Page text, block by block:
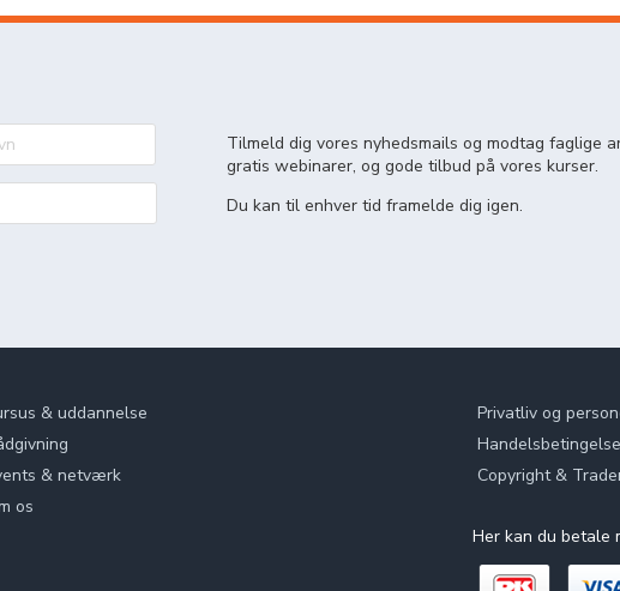
Tilmeld dig vores nyhedsmails og modtag faglige
gratis webinarer, og gode tilbud på vores kurser.
Du kan til enhver tid framelde dig igen.
& uddannelse
& netværk
os
Privatliv og
Copyright &
Her kan du betale